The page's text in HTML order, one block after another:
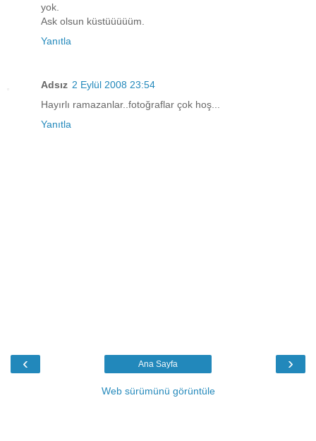
yok.
Ask olsun küstüüüüüm.
Yanıtla
Adsız 2 Eylül 2008 23:54
Hayırlı ramazanlar..fotoğraflar çok hoş...
Yanıtla
‹ ›
Ana Sayfa
Web sürümünü görüntüle